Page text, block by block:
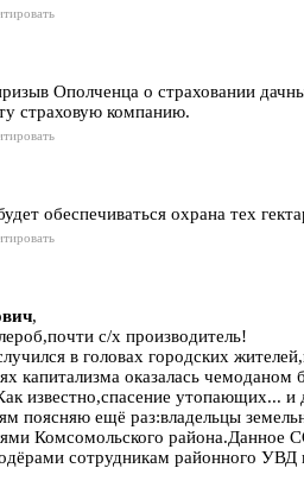
Ополченца о страховании
страховую компанию.
обеспечиваться охрана тех
,
с/х производитель!
в головах городских
капитализма оказалась
известно,спасение утопающих... и
поясняю ещё раз:владельцы
Комсомольского района.Данное
сотрудникам районного